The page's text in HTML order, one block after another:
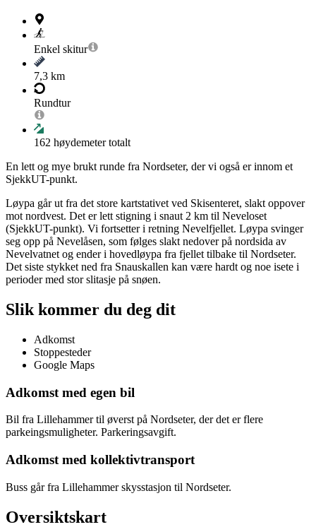
Enkel skitur
7,3 km
Rundtur
162 høydemeter totalt
En lett og mye brukt runde fra Nordseter, der vi også er innom et
SjekkUT-punkt.
Løypa går ut fra det store kartstativet ved Skisenteret, slakt oppover
mot nordvest. Det er lett stigning i snaut 2 km til Neveloset
(SjekkUT-punkt). Vi fortsetter i retning Nevelfjellet. Løypa svinger
seg opp på Nevelåsen, som følges slakt nedover på nordsida av
Nevelvatnet og ender i hovedløypa fra fjellet tilbake til Nordseter.
Det siste stykket ned fra Snauskallen kan være hardt og noe isete i
perioder med stor slitasje på snøen.
Slik kommer du deg dit
Adkomst
Stoppesteder
Google Maps
Adkomst med egen bil
Bil fra Lillehammer til øverst på Nordseter, der det er flere
parkeingsmuligheter. Parkeringsavgift.
Adkomst med kollektivtransport
Buss går fra Lillehammer skysstasjon til Nordseter.
Oversiktskart